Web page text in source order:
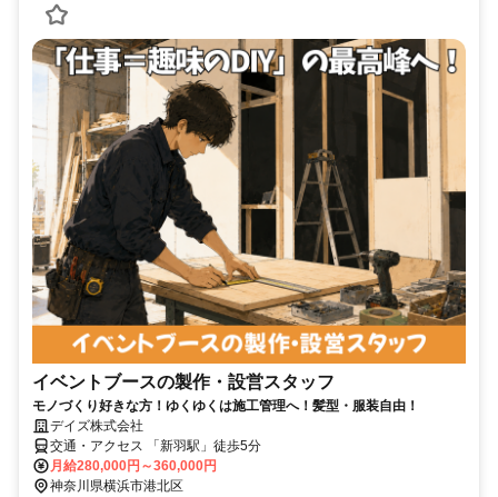
イベントブースの製作・設営スタッフ
モノづくり好きな方！ゆくゆくは施工管理へ！髪型・服装自由！
デイズ株式会社
交通・アクセス 「新羽駅」徒歩5分
月給280,000円～360,000円
神奈川県横浜市港北区